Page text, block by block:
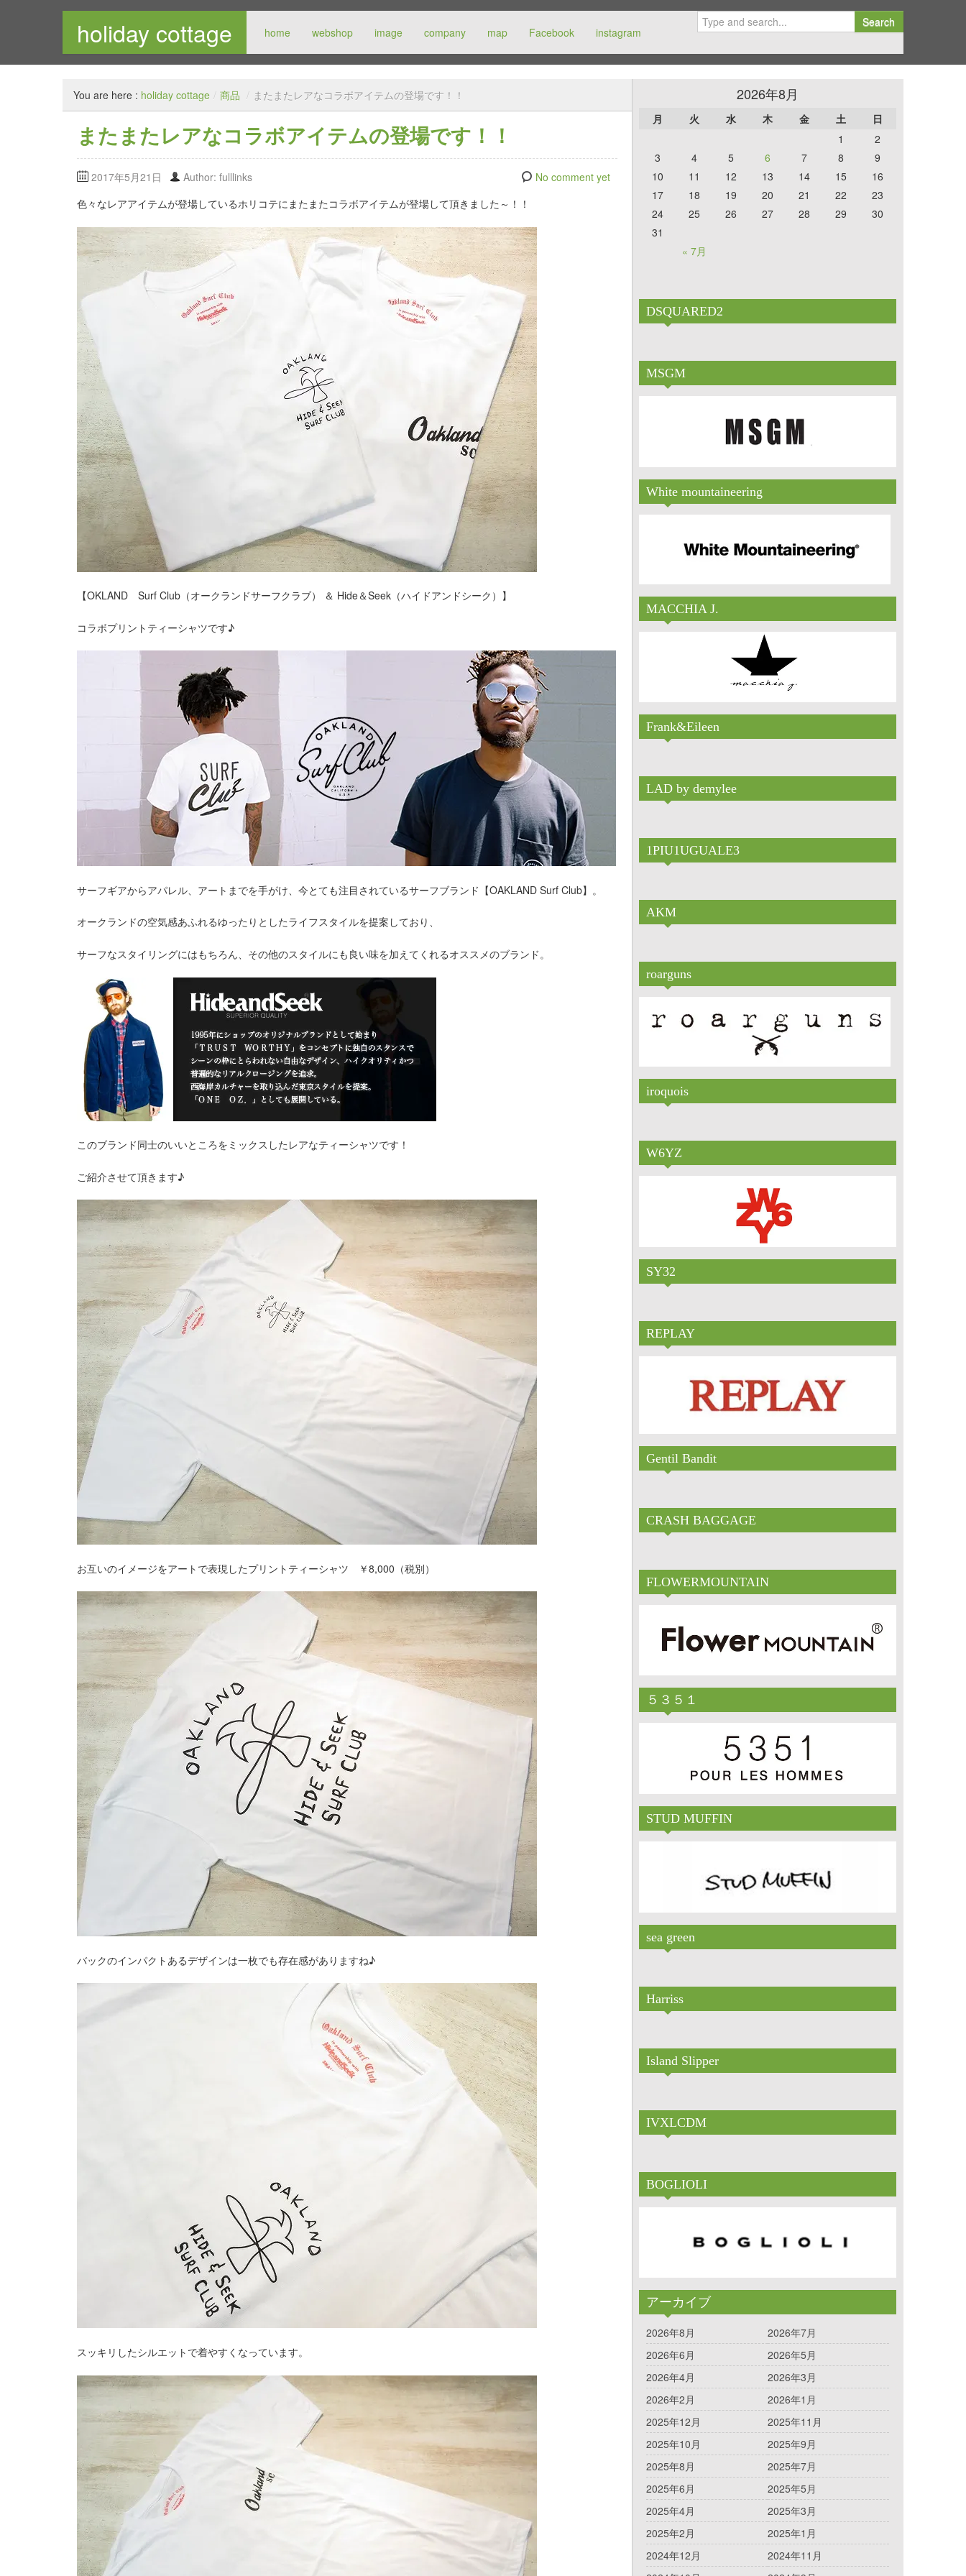
holiday cottage home webshop image company map Facebook instagram
Search
メンズセレクトショップ
You are here : holiday cottage / 商品 / またまたレアなコラボアイテムの登場です！！
またまたレアなコラボアイテムの登場です！！
2017年5月21日 Author: fulllinks
No comment yet
色々なレアアイテムが登場しているホリコテにまたまたコラボアイテムが登場して頂きました～！！
【OKLAND Surf Club（オークランドサーフクラブ） ＆ Hide＆Seek（ハイドアンドシーク）】
コラボプリントティーシャツです♪
サーフギアからアパレル、アートまでを手がけ、今とても注目されているサーフブランド【OAKLAND Surf Club】。
オークランドの空気感あふれるゆったりとしたライフスタイルを提案しており、
サーフなスタイリングにはもちろん、その他のスタイルにも良い味を加えてくれるオススメのブランド。
このブランド同士のいいところをミックスしたレアなティーシャツです！
ご紹介させて頂きます♪
お互いのイメージをアートで表現したプリントティーシャツ ￥8,000（税別）
バックのインパクトあるデザインは一枚でも存在感がありますね♪
スッキリしたシルエットで着やすくなっています。
2026年8月
月 火 水 木 金 土 日
« 7月
1
2
3
4 5 6 7 8
9
10
11 12 13 14 15
16
17
18 19 20 21 22
23
24
25 26 27 28 29
30
31
DSQUARED2
MSGM
White mountaineering
MACCHIA J.
Frank&Eileen
LAD by demylee
1PIU1UGUALE3
AKM
roarguns
iroquois
W6YZ
SY32
REPLAY
Gentil Bandit
CRASH BAGGAGE
FLOWERMOUNTAIN
５３５１
STUD MUFFIN
sea green
Harriss
Island Slipper
IVXLCDM
BOGLIOLI
アーカイブ
2026年8月
2026年7月
2026年6月
2026年5月
2026年4月
2026年3月
2026年2月
2026年1月
2025年12月
2025年11月
2025年10月
2025年9月
2025年8月
2025年7月
2025年6月
2025年5月
2025年4月
2025年3月
2025年2月
2025年1月
2024年12月
2024年11月